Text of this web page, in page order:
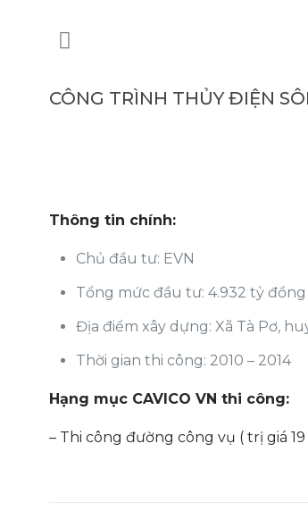
CÔNG TRÌNH THỦY ĐIỆN
Thông tin chính:
Chủ đầu tư: EVN
Tổng mức đầu tư: 4.932 tỷ đồng
Địa điểm xây dựng: Xã Tà Pơ,
Thời gian thi công: 2010 – 2014
Hạng mục CAVICO VN thi công:
– Thi công đường công vụ ( trị giá